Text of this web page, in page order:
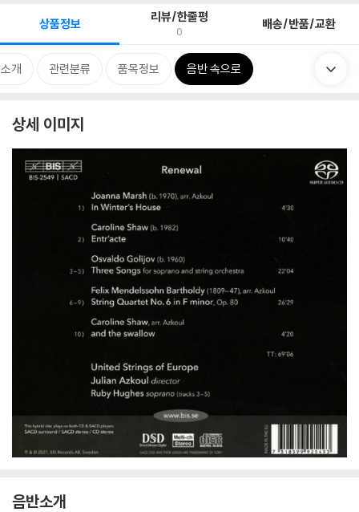
상품정보 리뷰/한줄평
0 배송/반품/교환
개 관련분류 품목정보 음반 속으로
상세 이미지
음반소개